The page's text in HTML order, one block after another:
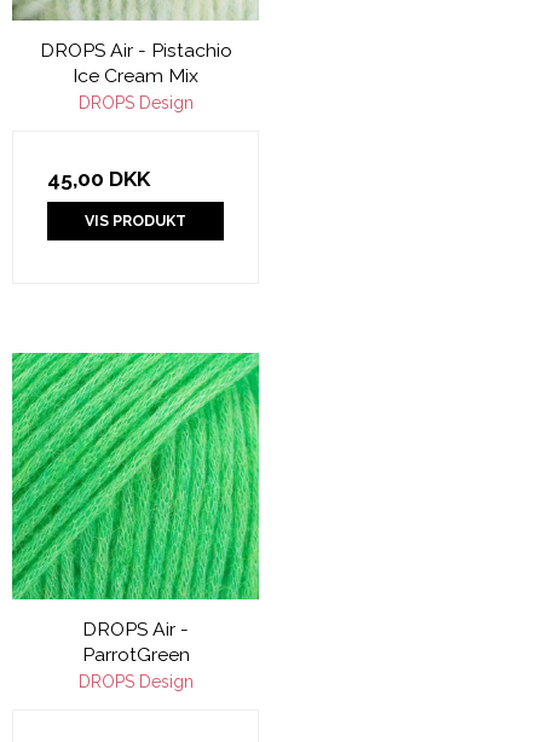
DROPS Air - Pistachio
Ice Cream Mix
DROPS Design
45,00 DKK
VIS PRODUKT
DROPS Air -
ParrotGreen
DROPS Design